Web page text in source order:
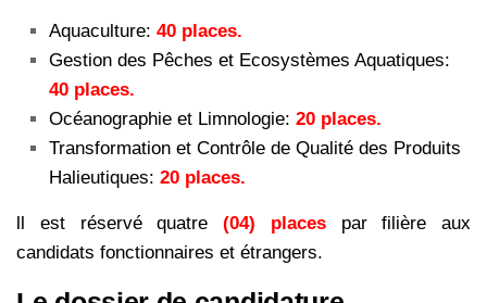
Aquaculture: 40 places.
Gestion des Pêches et Ecosystèmes Aquatiques:
40 places.
Océanographie et Limnologie: 20 places.
Transformation et Contrôle de Qualité des Produits
Halieutiques: 20 places.
ll est réservé quatre (04) placespar filière aux
candidats fonctionnaires et étrangers.